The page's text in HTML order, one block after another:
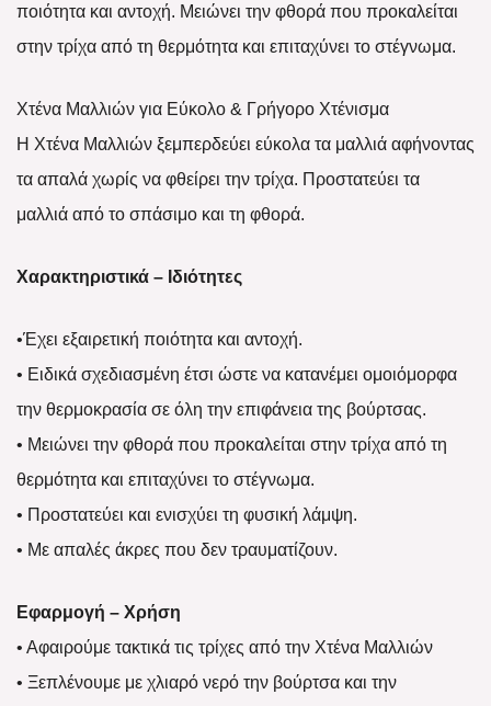
ποιότητα και αντοχή. Μειώνει την φθορά που προκαλείται
στην τρίχα από τη θερμότητα και επιταχύνει το στέγνωμα.
Χτένα Μαλλιών για Εύκολο & Γρήγορο Χτένισμα
Η Χτένα Μαλλιών ξεμπερδεύει εύκολα τα μαλλιά αφήνοντας
τα απαλά χωρίς να φθείρει την τρίχα. Προστατεύει τα
μαλλιά από το σπάσιμο και τη φθορά.
Χαρακτηριστικά – Ιδιότητες
•Έχει εξαιρετική ποιότητα και αντοχή.
• Ειδικά σχεδιασμένη έτσι ώστε να κατανέμει ομοιόμορφα
την θερμοκρασία σε όλη την επιφάνεια της βούρτσας.
• Μειώνει την φθορά που προκαλείται στην τρίχα από τη
θερμότητα και επιταχύνει το στέγνωμα.
• Προστατεύει και ενισχύει τη φυσική λάμψη.
• Με απαλές άκρες που δεν τραυματίζουν.
Εφαρμογή – Χρήση
• Αφαιρούμε τακτικά τις τρίχες από την Χτένα Μαλλιών
• Ξεπλένουμε με χλιαρό νερό την βούρτσα και την